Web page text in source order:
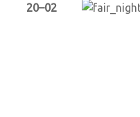
20–02